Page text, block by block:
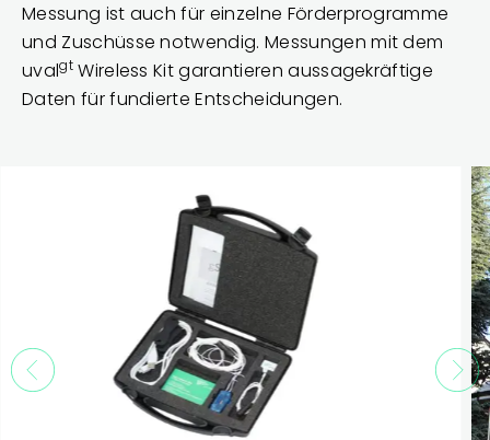
Messung ist auch für einzelne Förderprogramme
und Zuschüsse notwendig. Messungen mit dem
uvalgtWireless Kit garantieren aussagekräftige
Daten für fundierte Entscheidungen.